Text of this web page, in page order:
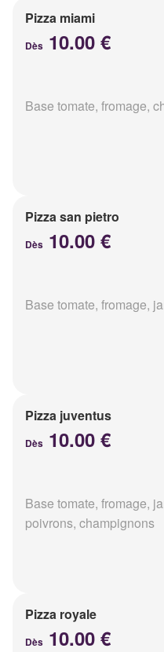
Pizza miami
Dès 10.00 €
Base tomate, fromage,
Pizza san pietro
Dès 10.00 €
Base tomate, fromage,
Pizza juventus
Dès 10.00 €
Base tomate, fromage,
poivrons, champignons
Pizza royale
Dès 10.00 €